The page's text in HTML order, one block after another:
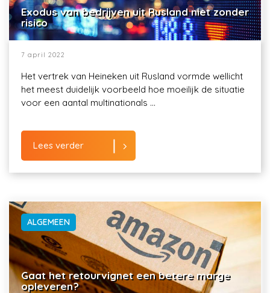
Exodus van bedrijven uit Rusland niet zonder
risico
7 april 2022
Het vertrek van Heineken uit Rusland vormde wellicht
het meest duidelijk voorbeeld hoe moeilijk de situatie
voor een aantal multinationals ...
Lees verder
ALGEMEEN
Gaat het retourvignet een betere marge
opleveren?